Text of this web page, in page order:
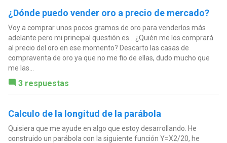
¿Dónde puedo vender oro a precio de mercado?
Voy a comprar unos pocos gramos de oro para venderlos más
adelante pero mi principal questión es... ¿Quién me los comprará
al precio del oro en ese momento? Descarto las casas de
compraventa de oro ya que no me fio de ellas, dudo mucho que
me las...
3 respuestas
Calculo de la longitud de la parábola
Quisiera que me ayude en algo que estoy desarrollando. He
construido un parábola con la siguiente función Y=X2/20, he